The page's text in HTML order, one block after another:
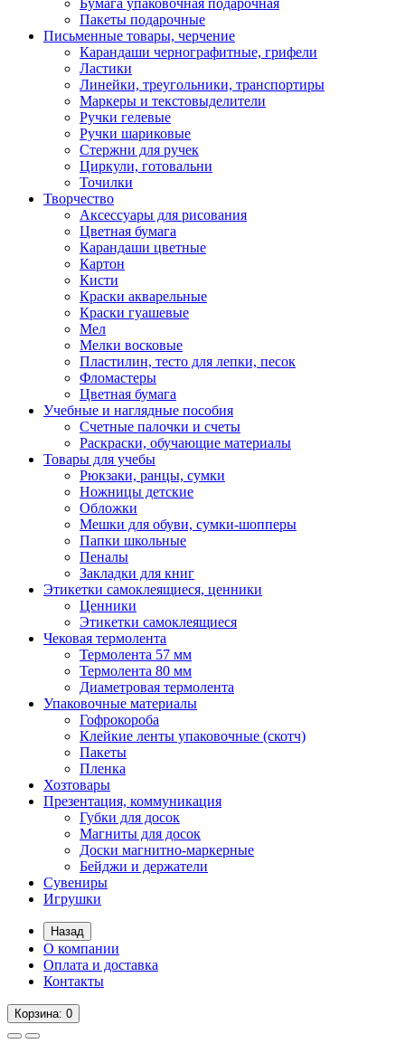
Бумага упаковочная подарочная
Пакеты подарочные
Письменные товары, черчение
Карандаши чернографитные, грифели
Ластики
Линейки, треугольники, транспортиры
Маркеры и текстовыделители
Ручки гелевые
Ручки шариковые
Стержни для ручек
Циркули, готовальни
Точилки
Творчество
Аксессуары для рисования
Цветная бумага
Карандаши цветные
Картон
Кисти
Краски акварельные
Краски гуашевые
Мел
Мелки восковые
Пластилин, тесто для лепки, песок
Фломастеры
Цветная бумага
Учебные и наглядные пособия
Счетные палочки и счеты
Раскраски, обучающие материалы
Товары для учебы
Рюкзаки, ранцы, сумки
Ножницы детские
Обложки
Мешки для обуви, сумки-шопперы
Папки школьные
Пеналы
Закладки для книг
Этикетки самоклеящиеся, ценники
Ценники
Этикетки самоклеящиеся
Чековая термолента
Термолента 57 мм
Термолента 80 мм
Диаметровая термолента
Упаковочные материалы
Гофрокороба
Клейкие ленты упаковочные (скотч)
Пакеты
Пленка
Хозтовары
Презентация, коммуникация
Губки для досок
Магниты для досок
Доски магнитно-маркерные
Бейджи и держатели
Сувениры
Игрушки
Назад
О компании
Оплата и доставка
Контакты
Корзина: 0